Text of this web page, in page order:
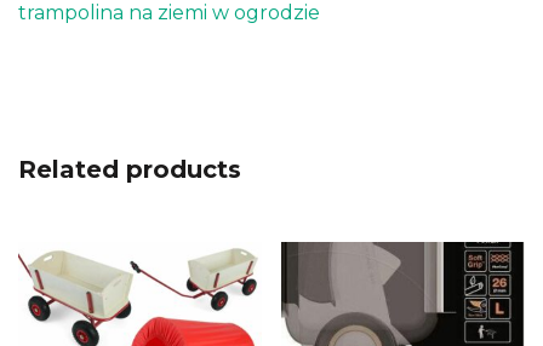
trampolina na ziemi w ogrodzie
Related products